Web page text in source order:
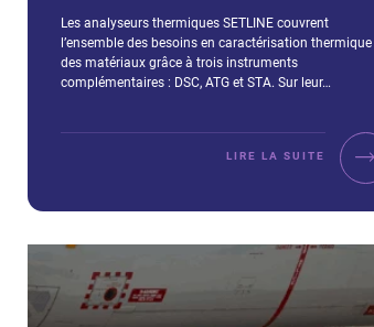
Extrait :
Les analyseurs thermiques SETLINE couvrent
l’ensemble des besoins en caractérisation thermique
des matériaux grâce à trois instruments
complémentaires : DSC, ATG et STA. Sur leur…
LIRE LA SUITE